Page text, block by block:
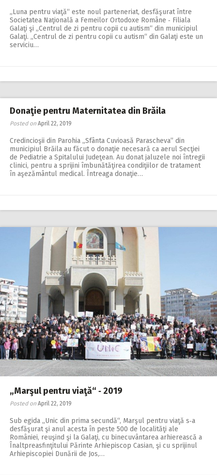
„Luna pentru viaţă“ este noul parteneriat, desfăşurat între
Societatea Naţională a Femeilor Ortodoxe Române ‑ Filiala
Galaţi şi „Centrul de zi pentru copii cu autism“ din municipiul
Galaţi. „Centrul de zi pentru copii cu autism“ din Galaţi este un
serviciu…
Donaţie pentru Maternitatea din Brăila
Posted on April 22, 2019
Credincioşii din Parohia „Sfânta Cuvioasă Parascheva” din
municipiul Brăila au făcut o donaţie necesară ca aerul Secţiei
de Pediatrie a Spitalului Judeţean. Au donat jaluzele noi întregii
clinici, pentru a sprijini îmbunătăţirea condiţiilor de tratament
în aşezământul medical. Întreaga donaţie…
„Marşul pentru viaţă“ ‑ 2019
Posted on April 22, 2019
Sub egida „Unic din pri­­ma secundă“, Mar­şul pentru viaţă s‑a
desfăşurat şi anul acesta în peste 500 de localităţi ale
României, reuşind şi la Galaţi, cu binecuvântarea arhierească a
Înalt­preasfinţitului Părinte Arhiepiscop Casian, şi cu sprijinul
Arhiepiscopiei Dunării de Jos,…